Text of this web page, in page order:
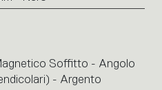
Soffitto - Angolo
- Argento